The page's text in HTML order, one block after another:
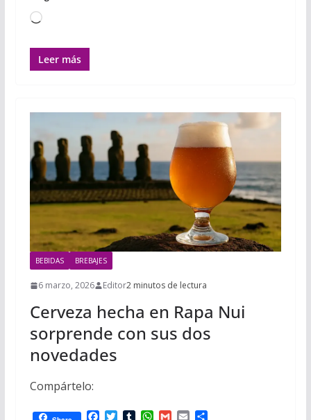
Cargando...
Leer más
BEBIDAS BREBAJES
6 marzo, 2026 Editor2 minutos de lectura
Cerveza hecha en Rapa Nui
sorprende con sus dos
novedades
Compártelo:
F T T W G E C